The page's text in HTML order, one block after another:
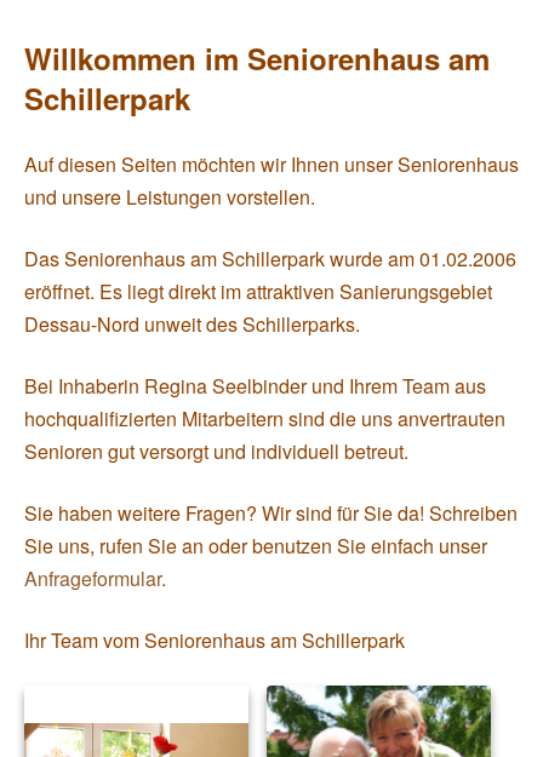
Willkommen im Seniorenhaus am
Schillerpark
Auf diesen Seiten möchten wir Ihnen unser Seniorenhaus
und unsere Leistungen vorstellen.
Das Seniorenhaus am Schillerpark wurde am 01.02.2006
eröffnet. Es liegt direkt im attraktiven Sanierungsgebiet
Dessau-Nord unweit des Schillerparks.
Bei Inhaberin Regina Seelbinder und Ihrem Team aus
hochqualifizierten Mitarbeitern sind die uns anvertrauten
Senioren gut versorgt und individuell betreut.
Sie haben weitere Fragen? Wir sind für Sie da! Schreiben
Sie uns, rufen Sie an oder benutzen Sie einfach unser
Anfrageformular.
Ihr Team vom Seniorenhaus am Schillerpark